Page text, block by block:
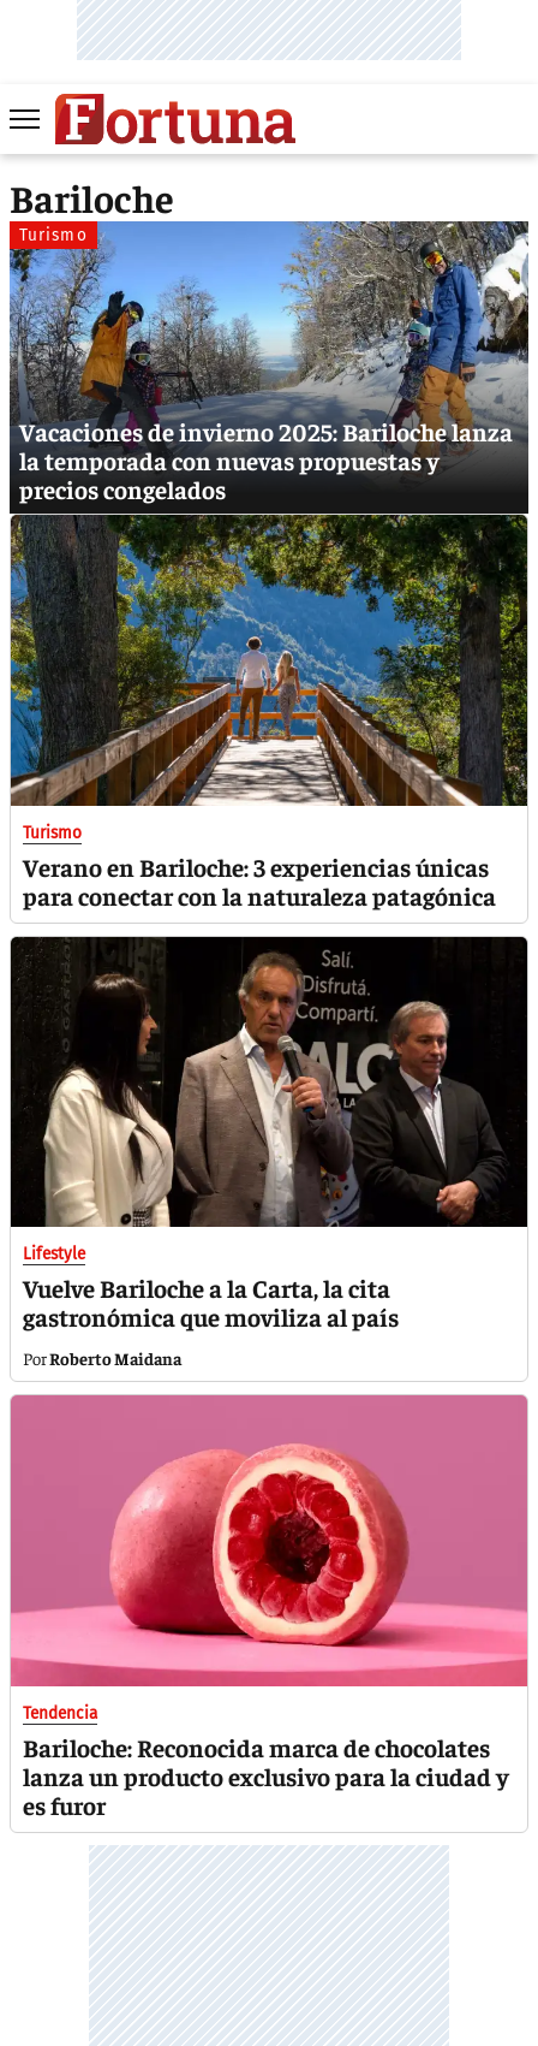
Bariloche
Turismo
Vacaciones de invierno 2025: Bariloche lanza
la temporada con nuevas propuestas y
precios congelados
Turismo
Verano en Bariloche: 3 experiencias únicas
para conectar con la naturaleza patagónica
Lifestyle
Vuelve Bariloche a la Carta, la cita
gastronómica que moviliza al país
Roberto Maidana
Tendencia
Bariloche: Reconocida marca de chocolates
lanza un producto exclusivo para la ciudad y
es furor